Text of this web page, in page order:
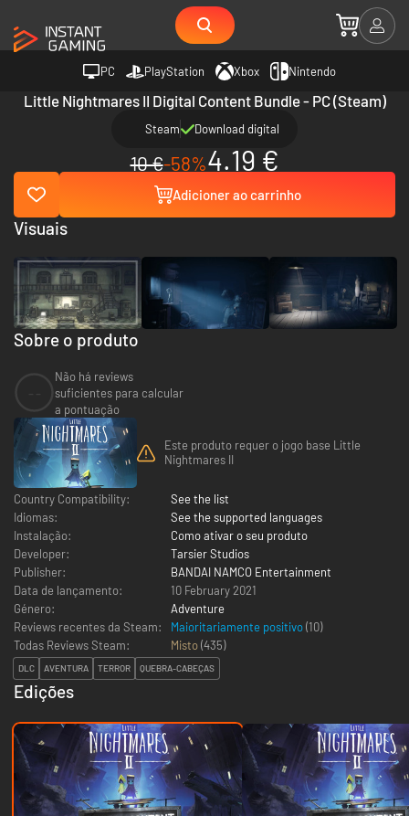
PC PlayStation Xbox Nintendo
Little Nightmares II Digital Content Bundle - PC (Steam)
Steam Download digital
10 €-58%4.19 €
Adicioner ao carrinho
Sobre o produto
Não há reviews
suficientes para calcular
a pontuação
Este produto requer o jogo base Little
Nightmares II
Country Compatibility:
See the list
Idiomas:
See the supported languages
Instalação:
Como ativar o seu produto
Developer:
Tarsier Studios
Publisher:
BANDAI NAMCO Entertainment
Data de lançamento:
10 February 2021
Género:
Adventure
Reviews recentes da Steam:
Maioritariamente positivo(10)
Todas Reviews Steam:
Misto(435)
DLC AVENTURA TERROR QUEBRA-CABEÇAS
Edições
Visuais